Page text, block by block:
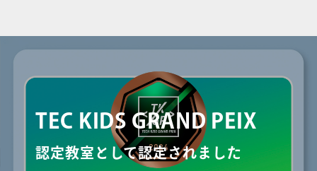
TEC KIDS GRAND PEIX
認定教室として認定されました